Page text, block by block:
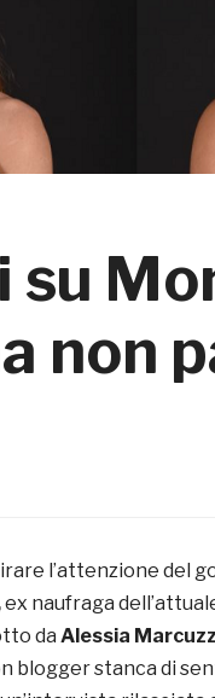
su
non
l’attenzione del
ex naufraga
da Alessia
blogger stanca di